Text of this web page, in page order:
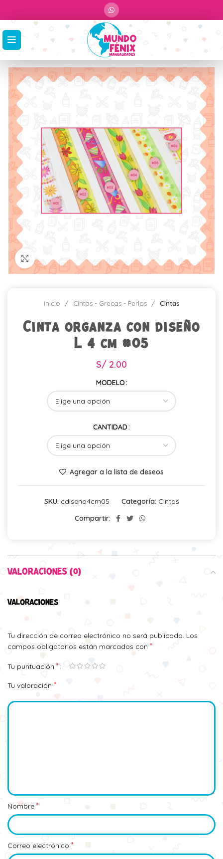
Click para agrandar
Inicio Cintas - Grecas - Perlas Cintas
Cinta organza con diseño
L 4 cm #05
S/ 2.00
MODELO
CANTIDAD
Agregar a la lista de deseos
SKU: cdiseno4cm05 Categoría: Cintas
Compartir:
VALORACIONES (0)
VALORACIONES
Tu dirección de correo electrónico no será publicada. Los
campos obligatorios están marcados con *
Tu puntuación *
Tu valoración *
Nombre *
Correo electrónico *